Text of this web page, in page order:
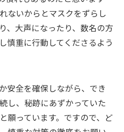
ないからとマスクをずらし
、大声になったり、数名の方
慎重に行動してくださるよう
安全を確保しながら、でき
し、秘跡にあずかっていた
願っています。ですので、ど